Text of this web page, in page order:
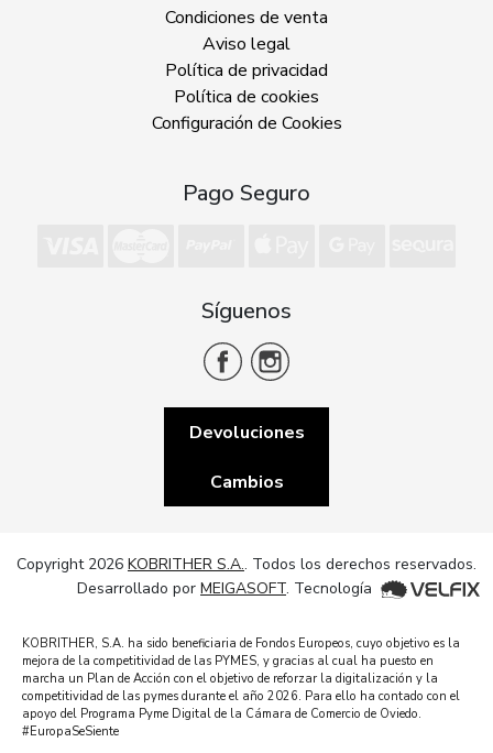
Condiciones de venta
Aviso legal
Política de privacidad
Política de cookies
Configuración de Cookies
Pago Seguro
Síguenos
Devoluciones
Cambios
Copyright 2026 KOBRITHER S.A.. Todos los derechos reservados.
Desarrollado por MEIGASOFT. Tecnología
KOBRITHER, S.A. ha sido beneficiaria de Fondos Europeos, cuyo objetivo es la
mejora de la competitividad de las PYMES, y gracias al cual ha puesto en
marcha un Plan de Acción con el objetivo de reforzar la digitalización y la
competitividad de las pymes durante el año 2026. Para ello ha contado con el
apoyo del Programa Pyme Digital de la Cámara de Comercio de Oviedo.
#EuropaSeSiente